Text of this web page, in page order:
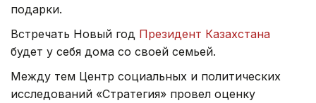
подарки.
Встречать Новый год Президент Казахстана
будет у себя дома со своей семьей.
Между тем Центр социальных и политических
исследований «Стратегия» провел оценку